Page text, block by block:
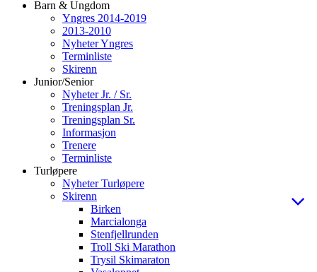
Barn & Ungdom
Yngres 2014-2019
2013-2010
Nyheter Yngres
Terminliste
Skirenn
Junior/Senior
Nyheter Jr. / Sr.
Treningsplan Jr.
Treningsplan Sr.
Informasjon
Trenere
Terminliste
Turløpere
Nyheter Turløpere
Skirenn
Birken
Marcialonga
Stenfjellrunden
Troll Ski Marathon
Trysil Skimaraton